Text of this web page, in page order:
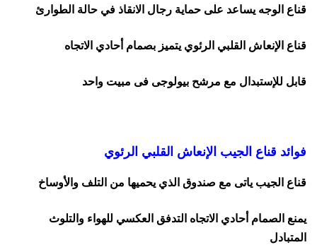
قناع الوجه يساعد على حماية رجال الانقاذ في حالة الطوارئ
قناع الإنعاش القلبي الرئوي يتميز بصمام أحادي الاتجاه
قابل للإستبدال مع مرشح بيولوجى فى مبيت واحد
فوائد قناع الجيب الإنعاش القلبي الرئوي
قناع الجيب ياتى مع صندوق الذي يحميها من التلف والأوساخ
يمنع الصمام أحادي الاتجاه التدفق العكسي للهواء والتلوث
المتبادل